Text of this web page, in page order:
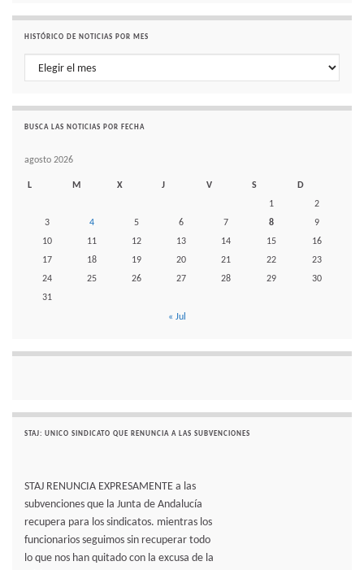
HISTÓRICO DE NOTICIAS POR MES
Histórico de noticias por mes
BUSCA LAS NOTICIAS POR FECHA
agosto 2026
L M X J V S
D
1
2
3
4 5 6 7 8
9
10
11 12 13 14 15
16
17
18 19 20 21 22
23
24
25 26 27 28 29
30
31
« Jul
STAJ: UNICO SINDICATO QUE RENUNCIA A LAS SUBVENCIONES
STAJ RENUNCIA EXPRESAMENTE a las
subvenciones que la Junta de Andalucía
recupera para los sindicatos. mientras los
funcionarios seguimos sin recuperar todo
lo que nos han quitado con la excusa de la